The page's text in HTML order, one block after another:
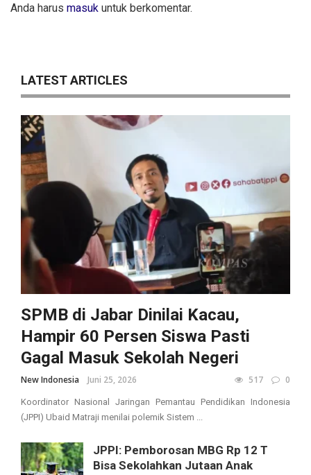
Anda harus masuk untuk berkomentar.
LATEST ARTICLES
SPMB di Jabar Dinilai Kacau,
Hampir 60 Persen Siswa Pasti
Gagal Masuk Sekolah Negeri
New Indonesia Juni 25, 2026 517 0
Koordinator Nasional Jaringan Pemantau Pendidikan Indonesia
(JPPI) Ubaid Matraji menilai polemik Sistem ...
JPPI: Pemborosan MBG Rp 12 T
Bisa Sekolahkan Jutaan Anak